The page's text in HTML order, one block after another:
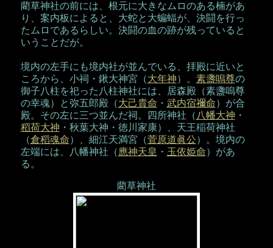
藺草神社の前には、根元に大きなムロのある楠があ
り、案内板によると、大蛇と大蝙蝠が、決闘を行っ
たムロであるらしい。決闘の血の跡が残っていると
いうことだが。
境内の左手にも境内社が並んでいる、拝殿に近いと
ころから、小祠・鍬大神宮（大年神）。 素盞嗚尊の
御子八柱を祀った八柱神社には、居森殿（素盞嗚尊
の幸魂）と弥五郎殿（大己貴命 ・ 武内宿禰命）が合
殿。その左に三つ並んだ祠。四所神社（ 八幡大神 ・
稻荷大神 ・秋葉大神・徳川家康）、天王稲荷神社
（倉稻魂命）、細江天満宮（菅原道眞公）。境内の
左端には、八幡神社（ 應神天皇 ・ 玉依姫命）があ
る。
藺草神社